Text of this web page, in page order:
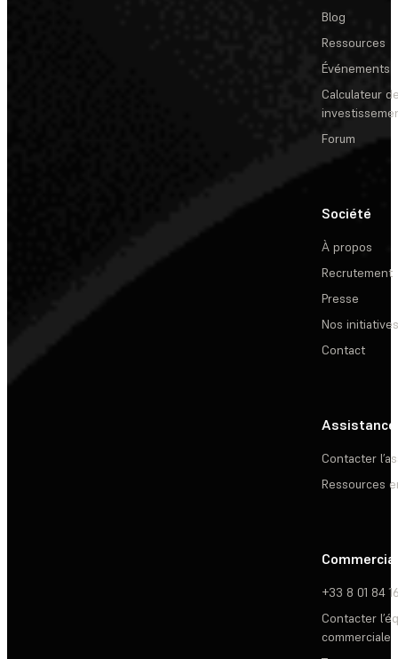
Blog
Ressources
Événements
Calculateur
Forum
Société
À propos
Recrutement
Presse
Nos initiatives
Contact
Assistance
Contacter
Ressources
Commercial
+33 8 01 84
Contacter
commerciale